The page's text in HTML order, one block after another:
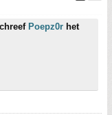
Poepz0r het